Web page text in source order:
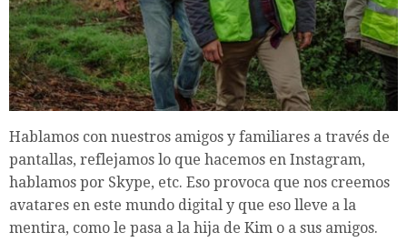
Hablamos con nuestros amigos y familiares a través de
pantallas, reflejamos lo que hacemos en Instagram,
hablamos por Skype, etc. Eso provoca que nos creemos
avatares en este mundo digital y que eso lleve a la
mentira, como le pasa a la hija de Kim o a sus amigos.